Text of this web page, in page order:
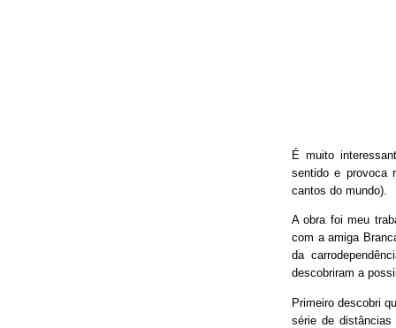
É muito
sentido e provoca
cantos do mundo).
A obra foi meu
com a amiga
da
descobriram a
Primeiro descobri
série de distâncias